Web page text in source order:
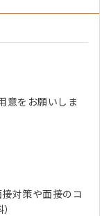
意をお願いしま
対策や面接のコ